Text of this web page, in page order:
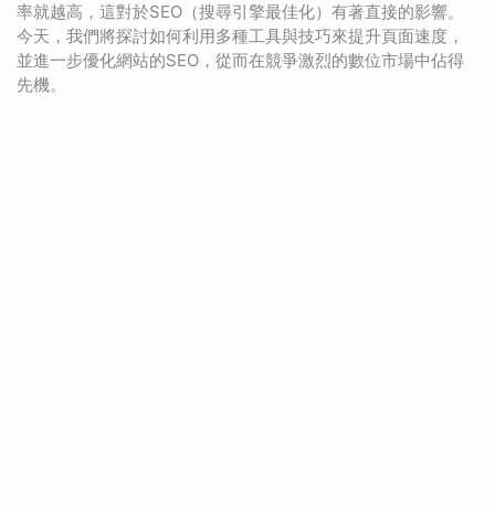
率就越高，這對於SEO（搜尋引擎最佳化）有著直接的影響。
今天，我們將探討如何利用多種工具與技巧來提升頁面速度，
並進一步優化網站的SEO，從而在競爭激烈的數位市場中佔得
先機。